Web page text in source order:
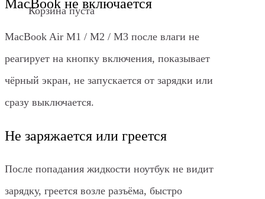
Корзина пуста
MacBook не включается
MacBook Air M1 / M2 / M3 после влаги не
реагирует на кнопку включения, показывает
чёрный экран, не запускается от зарядки или
сразу выключается.
Не заряжается или греется
После попадания жидкости ноутбук не видит
зарядку, греется возле разъёма, быстро